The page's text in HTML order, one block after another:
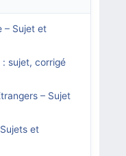
– Sujet et
sujet, corrigé
– Sujet
et